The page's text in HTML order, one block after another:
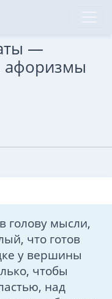
—
афоризмы
голову мысли,
что готов
у вершины
чтобы
над